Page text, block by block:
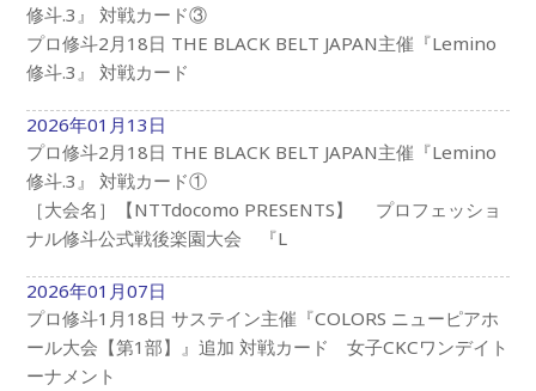
修斗.3』 対戦カード③
プロ修斗2月18日 THE BLACK BELT JAPAN主催『Lemino
修斗.3』 対戦カード
2026年01月13日
プロ修斗2月18日 THE BLACK BELT JAPAN主催『Lemino
修斗.3』 対戦カード①
［大会名］【NTTdocomo PRESENTS】 プロフェッショ
ナル修斗公式戦後楽園大会 『L
2026年01月07日
プロ修斗1月18日 サステイン主催『COLORS ニューピアホ
ール大会【第1部】』追加 対戦カード 女子CKCワンデイト
ーナメント